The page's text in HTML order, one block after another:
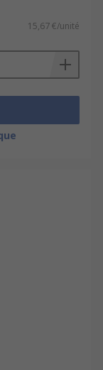
15,67 €/unité